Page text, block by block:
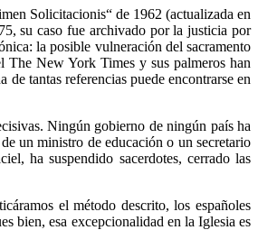
Solicitacionis“ de 1962 (actualizada en
su caso fue archivado por la justicia por
la posible vulneración del sacramento
The New York Times y sus palmeros han
tantas referencias puede encontrarse en
Ningún gobierno de ningún país ha
un ministro de educación o un secretario
ha suspendido sacerdotes, cerrado las
el método descrito, los españoles
bien, esa excepcionalidad en la Iglesia es